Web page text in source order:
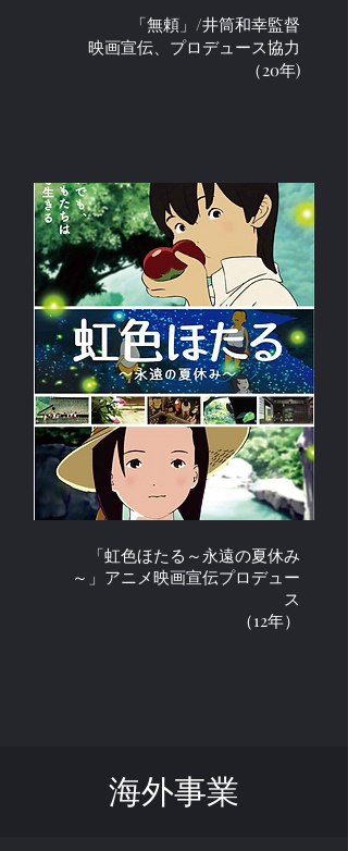
「無頼」/井筒和幸監督
映画宣伝、プロデュース協力
（20年)
「虹色ほたる～永遠の夏休み
～」アニメ映画宣伝プロデュー
ス
（12年）
海外事業